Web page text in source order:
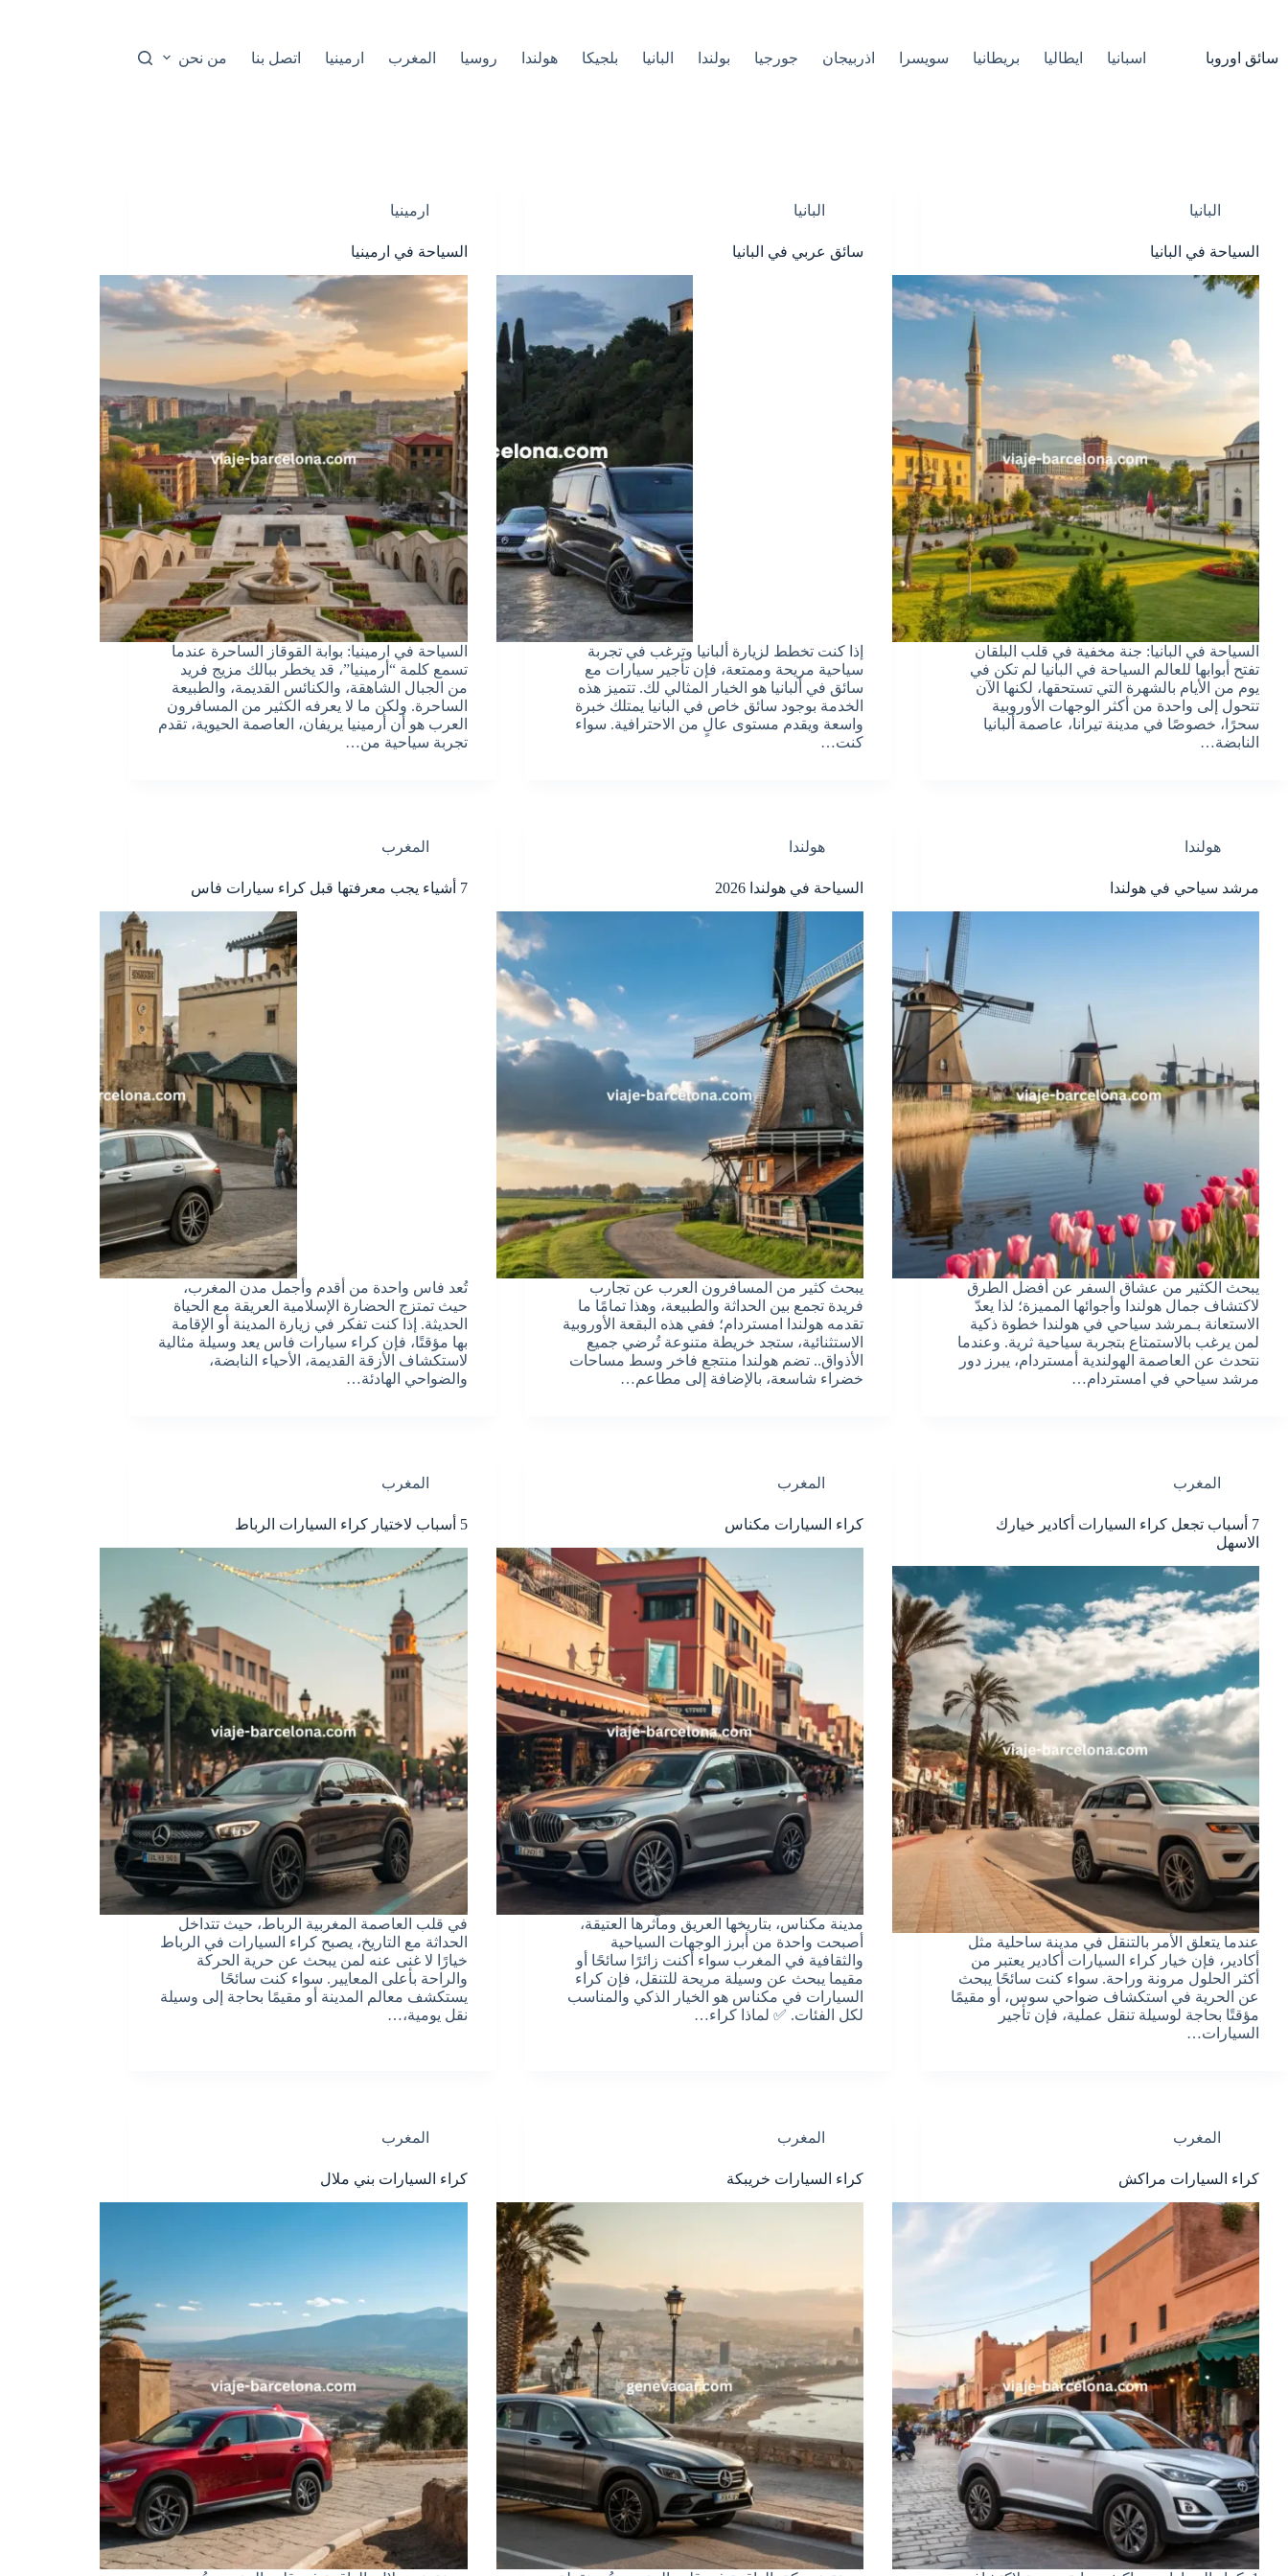
سائق اوروبا اسبانيا ايطاليا بريطانيا سويسرا اذربيجان جورجيا بولندا البانيا بلجيكا هولندا روسيا المغرب ارمينيا اتصل بنا من نحن
البانيا
السياحة في البانيا
السياحة في البانيا: جنة مخفية في قلب البلقان
تفتح أبوابها للعالم السياحة في البانيا لم تكن في
يوم من الأيام بالشهرة التي تستحقها، لكنها الآن
تتحول إلى واحدة من أكثر الوجهات الأوروبية
سحرًا، خصوصًا في مدينة تيرانا، عاصمة ألبانيا
النابضة…
البانيا
سائق عربي في البانيا
إذا كنت تخطط لزيارة ألبانيا وترغب في تجربة
سياحية مريحة وممتعة، فإن تأجير سيارات مع
سائق في ألبانيا هو الخيار المثالي لك. تتميز هذه
الخدمة بوجود سائق خاص في البانيا يمتلك خبرة
واسعة ويقدم مستوى عالٍ من الاحترافية. سواء
كنت…
ارمينيا
السياحة في ارمينيا
السياحة في ارمينيا: بوابة القوقاز الساحرة عندما
تسمع كلمة “أرمينيا”، قد يخطر ببالك مزيج فريد
من الجبال الشاهقة، والكنائس القديمة، والطبيعة
الساحرة. ولكن ما لا يعرفه الكثير من المسافرون
العرب هو أن أرمينيا يريفان، العاصمة الحيوية، تقدم
تجربة سياحية من…
هولندا
مرشد سياحي في هولندا
يبحث الكثير من عشاق السفر عن أفضل الطرق
لاكتشاف جمال هولندا وأجوائها المميزة؛ لذا يعدّ
الاستعانة بـمرشد سياحي في هولندا خطوة ذكية
لمن يرغب بالاستمتاع بتجربة سياحية ثرية. وعندما
نتحدث عن العاصمة الهولندية أمستردام، يبرز دور
مرشد سياحي في امستردام…
هولندا
السياحة في هولندا 2026
يبحث كثير من المسافرون العرب عن تجارب
فريدة تجمع بين الحداثة والطبيعة، وهذا تمامًا ما
تقدمه هولندا امستردام؛ ففي هذه البقعة الأوروبية
الاستثنائية، ستجد خريطة متنوعة تُرضي جميع
الأذواق.. تضم هولندا منتجع فاخر وسط مساحات
خضراء شاسعة، بالإضافة إلى مطاعم…
المغرب
7 أشياء يجب معرفتها قبل كراء سيارات فاس
تُعد فاس واحدة من أقدم وأجمل مدن المغرب،
حيث تمتزج الحضارة الإسلامية العريقة مع الحياة
الحديثة. إذا كنت تفكر في زيارة المدينة أو الإقامة
بها مؤقتًا، فإن كراء سيارات فاس يعد وسيلة مثالية
لاستكشاف الأزقة القديمة، الأحياء النابضة،
والضواحي الهادئة…
المغرب
7 أسباب تجعل كراء السيارات أكادير خيارك
الاسهل
عندما يتعلق الأمر بالتنقل في مدينة ساحلية مثل
أكادير، فإن خيار كراء السيارات أكادير يعتبر من
أكثر الحلول مرونة وراحة. سواء كنت سائحًا يبحث
عن الحرية في استكشاف ضواحي سوس، أو مقيمًا
مؤقتًا بحاجة لوسيلة تنقل عملية، فإن تأجير
السيارات…
المغرب
كراء السيارات مكناس
مدينة مكناس، بتاريخها العريق ومآثرها العتيقة،
أصبحت واحدة من أبرز الوجهات السياحية
والثقافية في المغرب سواء أكنت زائرًا سائحًا أو
مقيما يبحث عن وسيلة مريحة للتنقل، فإن كراء
السيارات في مكناس هو الخيار الذكي والمناسب
لكل الفئات. ✅ لماذا كراء…
المغرب
5 أسباب لاختيار كراء السيارات الرباط
في قلب العاصمة المغربية الرباط، حيث تتداخل
الحداثة مع التاريخ، يصبح كراء السيارات في الرباط
خيارًا لا غنى عنه لمن يبحث عن حرية الحركة
والراحة بأعلى المعايير. سواء كنت سائحًا
يستكشف معالم المدينة أو مقيمًا بحاجة إلى وسيلة
نقل يومية،…
المغرب
كراء السيارات مراكش
المغرب
كراء السيارات خريبكة
المغرب
كراء السيارات بني ملال